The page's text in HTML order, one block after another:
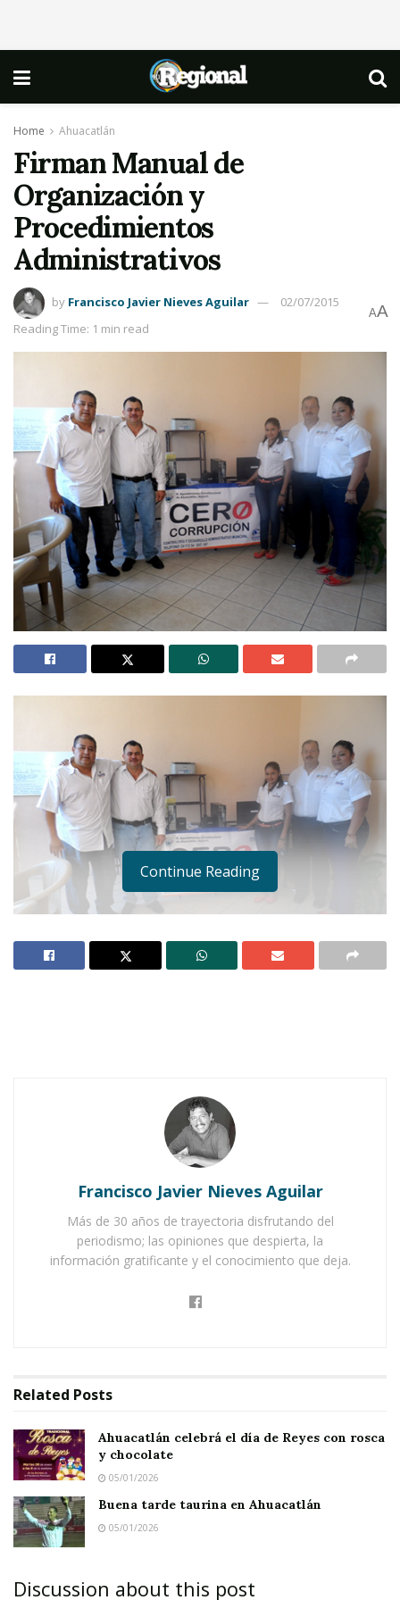
Home Ahuacatlán
Firman Manual de
Organización y
Procedimientos
Administrativos
by Francisco Javier Nieves Aguilar
02/07/2015
Reading Time: 1 min read
AA
Ahuacatlán celebrá el día de Reyes con rosca y
Buena tarde taurina en Ahuacatlán
Continue Reading
Francisco Javier Nieves Aguilar
Más de 30 años de trayectoria disfrutando del
periodismo; las opiniones que despierta, la
información gratificante y el conocimiento que deja.
Related Posts
Ahuacatlán celebrá el día de Reyes con rosca
y chocolate
05/01/2026
Buena tarde taurina en Ahuacatlán
05/01/2026
Discussion about this post